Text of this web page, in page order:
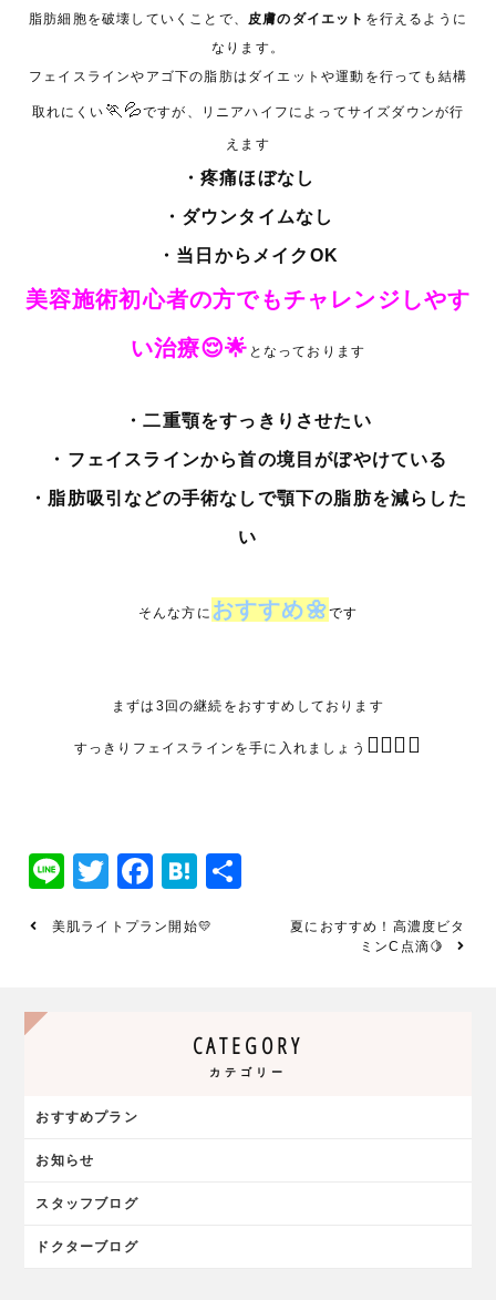
脂肪細胞を破壊していくことで、 皮膚のダイエット を行えるように
なります。
フェイスラインやアゴ下の脂肪はダイエットや運動を行っても結構
取れにくい 🏃💦ですが、リニアハイフによってサイズダウンが行
えます
・疼痛ほぼなし
・ダウンタイムなし
・当日からメイクOK
美容施術初心者の方でもチャレンジしやす
い治療😌🌟 となっております
・二重顎をすっきりさせたい
・フェイスラインから首の境目がぼやけている
・脂肪吸引などの手術なしで顎下の脂肪を減らした
い
そんな方に おすすめ🌼です
まずは3回の継続をおすすめしております
すっきりフェイスラインを手に入れましょう 🧏🏼‍♀️✨
LineTwitter
Facebook
Hatena
美肌ライトプラン開始💛
夏におすすめ！高濃度ビタ
ミンC点滴🍋
CATEGORY
カテゴリー
おすすめプラン
お知らせ
スタッフブログ
ドクターブログ